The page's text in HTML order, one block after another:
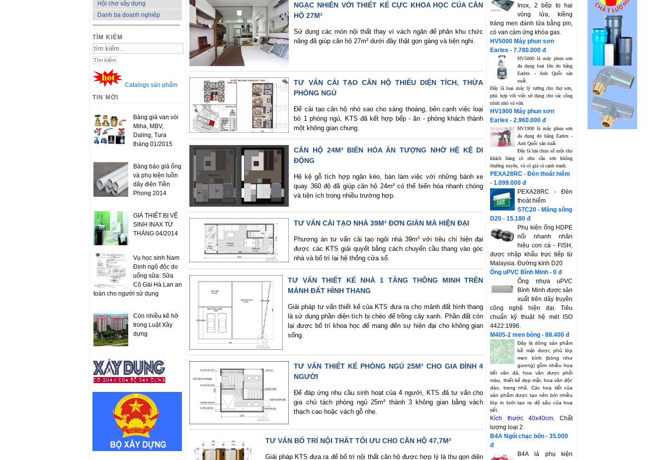
Hội chợ xây dựng
Danh bạ doanh nghiệp
--------------------------------------------
TÌM KIẾM
Catalogs sản phẩm
TIN MỚI
Bảng giá van vòi
Miha, MBV,
Daling, Tura
tháng 01/2015
Bảng báo giá ống
và phụ kiện luồn
dây điện Tiền
Phong 2014
GIÁ THIẾT BỊ VỆ
SINH INAX TỪ
THÁNG 04/2014
Vụ học sinh Nam
Định ngộ độc do
uống sữa: Sữa
Cô Gái Hà Lan an
toàn cho người sử dụng
Còn nhiều kẽ hở
trong Luật Xây
dựng
NGẠC NHIÊN VỚI THIẾT KẾ CỰC KHOA HỌC CỦA CĂN
HỘ 27M²
Sử dụng các món nội thất thay vì vách ngăn để phân khu chức
năng đã giúp căn hộ 27m² dưới đây thật gọn gàng và tiện nghi.
TƯ VẤN CẢI TẠO CĂN HỘ THIẾU DIỆN TÍCH, THỪA
PHÒNG NGỦ
Để cải tạo căn hộ nhỏ sao cho sáng thoáng, bên cạnh việc loại
bỏ 1 phòng ngủ, KTS đã kết hợp bếp - ăn - phòng khách thành
một không gian chung.
CĂN HỘ 24M² BIẾN HÓA ẤN TƯỢNG NHỜ HỆ KỆ DI
ĐỘNG
Hệ kệ gỗ tích hợp ngăn kéo, bàn làm việc với những bánh xe
quay 360 độ đã giúp căn hộ 24m² có thể biến hóa nhanh chóng
và tiện ích trong nhiều trường hợp.
TƯ VẤN CẢI TẠO NHÀ 39M² ĐƠN GIẢN MÀ HIỆN ĐẠI
Phương án tư vấn cải tạo ngôi nhà 39m² với tiêu chí hiện đại
được các KTS giải quyết bằng cách chuyển cầu thang vào góc
nhà và bố trí lại hệ thống cửa sổ.
TƯ VẤN THIẾT KẾ NHÀ 1 TẦNG THÔNG MINH TRÊN
MẢNH ĐẤT HÌNH THANG
Giải pháp tư vấn thiết kế của KTS đưa ra cho mảnh đất hình thang
là sử dụng phần diện tích bị chéo để trồng cây xanh. Phần đất còn
lại được bố trí khoa học để mang đến sự hiện đại cho không gian
sống.
TƯ VẤN THIẾT KẾ PHÒNG NGỦ 25M² CHO GIA ĐÌNH 4
NGƯỜI
Để đáp ứng nhu cầu sinh hoạt của 4 người, KTS đã tư vấn cho
gia chủ tách phòng ngủ 25m² thành 3 không gian bằng vách
thạch cao hoặc vách gỗ nhẹ.
TƯ VẤN BỐ TRÍ NỘI THẤT TỐI ƯU CHO CĂN HỘ 47,7M²
Giải pháp KTS đưa ra để bố trí nội thất căn hộ được hợp lý là thu gọn diện
Inox, 2 bếp to hai
vòng lửa, kiềng
tráng men đánh lửa bằng pin,
có van cảm ứng khóa gas.
HV5000 Máy phun sơn
Earlex - 7.780.000 đ
HV5000 là máy phun sơn
đa dụng loại lớn do hãng
Earlex - Anh Quốc sản
xuất.
Đây là loại máy lý tưởng cho thợ sơn,
phù hợp với việc sử dụng cho các công
trình nhỏ và vừa.
HV1900 Máy phun sơn
Earlex - 2.960.000 đ
HV1900 là máy phun sơn
đa dụng do hãng Earlex -
Anh Quốc sản xuất.
Đây là lựa chọn số một cho
khách hàng có nhu cầu sơn không
thường xuyên, và có giá cả cạnh tranh.
PEXA28RC - Đèn thoát hiểm
- 1.099.000 đ
PEXA28RC - Đèn
thoát hiểm
STC20 - Măng sông
D20 - 15.180 đ
Phụ kiện ống HDPE
nối nhanh nhãn
hiệu con cá - FISH,
được nhập khẩu trực tiếp từ
Malaysia. Đường kính D20
Ống uPVC Bình Minh - 0 đ
Ống nhựa uPVC
Bình Minh được sản
xuất trên dây truyền
công nghệ hiện đại. Tiêu
chuẩn kỹ thuật hệ mét ISO
4422:1996.
M405-2 men bóng - 88.400 đ
Đây là dòng sản phẩm
bề mặt được phủ lớp
men kính (bóng như
gương) gồm nhiều họa
tiết vân đá, hoa văn được phối
màu, thiết kế đẹp mắt, hoa văn độc
đáo, trang nhã. Các hoạ tiết của
sản phẩm được tạo nên bởi nhiều
lớp in lưới tạo ra độ sâu của hoạ
tiết.
Kích thước 40x40cm.Chất
lượng loại 2.
B4A Ngói chạc bốn - 35.000
đ
B4A là phụ kiện